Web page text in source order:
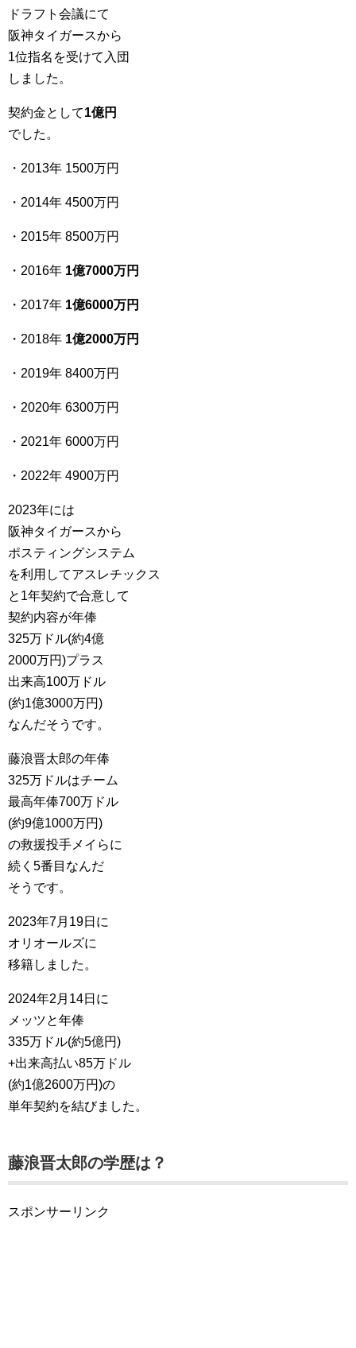
ドラフト会議にて
阪神タイガースから
1位指名を受けて入団
しました。
契約金として1億円
でした。
・2013年 1500万円
・2014年 4500万円
・2015年 8500万円
・2016年 1億7000万円
・2017年 1億6000万円
・2018年 1億2000万円
・2019年 8400万円
・2020年 6300万円
・2021年 6000万円
・2022年 4900万円
2023年には
阪神タイガースから
ポスティングシステム
を利用してアスレチックス
と1年契約で合意して
契約内容が年俸
325万ドル(約4億
2000万円)プラス
出来高100万ドル
(約1億3000万円)
なんだそうです。
藤浪晋太郎の年俸
325万ドルはチーム
最高年俸700万ドル
(約9億1000万円)
の救援投手メイらに
続く5番目なんだ
そうです。
2023年7月19日に
オリオールズに
移籍しました。
2024年2月14日に
メッツと年俸
335万ドル(約5億円)
+出来高払い85万ドル
(約1億2600万円)の
単年契約を結びました。
藤浪晋太郎の学歴は？
スポンサーリンク